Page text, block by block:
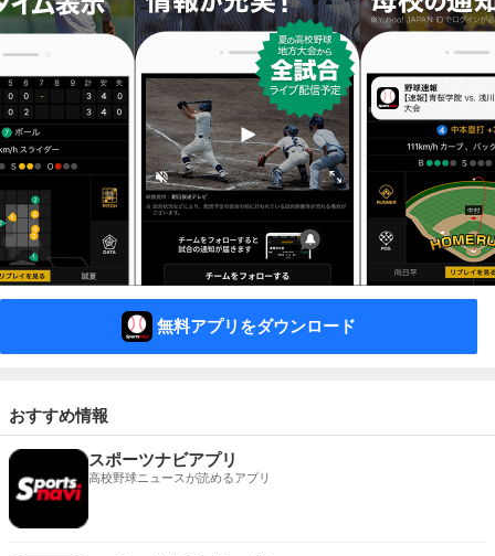
無料アプリをダウンロード
おすすめ情報
スポーツナビアプリ
高校野球ニュースが読めるアプリ